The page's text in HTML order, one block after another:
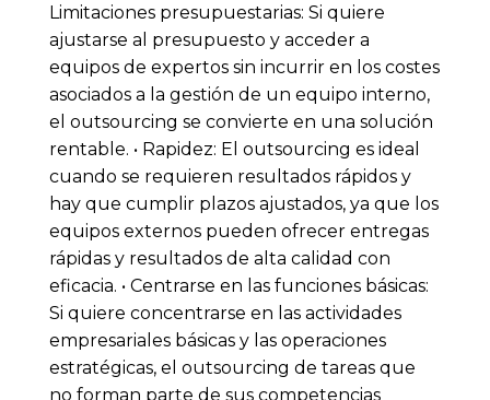
Limitaciones presupuestarias: Si quiere
ajustarse al presupuesto y acceder a
equipos de expertos sin incurrir en los costes
asociados a la gestión de un equipo interno,
el outsourcing se convierte en una solución
rentable. • Rapidez: El outsourcing es ideal
cuando se requieren resultados rápidos y
hay que cumplir plazos ajustados, ya que los
equipos externos pueden ofrecer entregas
rápidas y resultados de alta calidad con
eficacia. • Centrarse en las funciones básicas:
Si quiere concentrarse en las actividades
empresariales básicas y las operaciones
estratégicas, el outsourcing de tareas que
no forman parte de sus competencias